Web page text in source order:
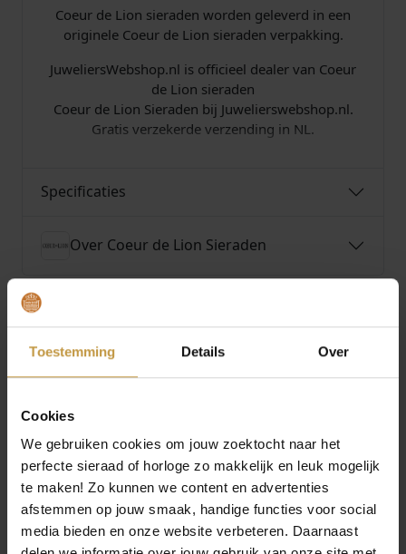
Toestemming Details Over
Cookies
We gebruiken cookies om jouw zoektocht naar het
perfecte sieraad of horloge zo makkelijk en leuk mogelijk
te maken! Zo kunnen we content en advertenties
afstemmen op jouw smaak, handige functies voor social
media bieden en onze website verbeteren. Daarnaast
Coeur de Lion sieraden worden geleverd in een
originele Coeur de Lion sieraden verpakking.
JuweliersWebshop.nl is officieel dealer van Coeur
de Lion sieraden
Coeur de Lion Sieraden bij Juwelierswebshop.nl.
Gratis verzekerde verzending in NL.
Specificaties
Over Coeur de Lion Sieraden
MEER VAN COEUR DE LION SIERADEN